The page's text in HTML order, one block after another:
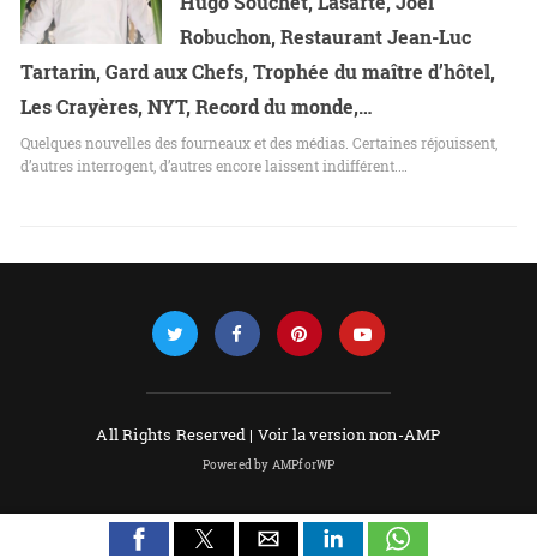
Robuchon, Restaurant Jean-Luc
Tartarin, Gard aux Chefs, Trophée du maître d’hôtel,
Les Crayères, NYT, Record du monde,…
Quelques nouvelles des fourneaux et des médias. Certaines réjouissent,
d’autres interrogent, d’autres encore laissent indifférent.…
All Rights Reserved | Voir la version non-AMP
Powered by AMPforWP